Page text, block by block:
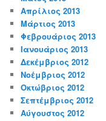
Απρίλιος 2013
Μάρτιος 2013
Φεβρουάριος 2013
Ιανουάριος 2013
Δεκέμβριος 2012
Νοέμβριος 2012
Οκτώβριος 2012
Σεπτέμβριος 2012
Αύγουστος 2012